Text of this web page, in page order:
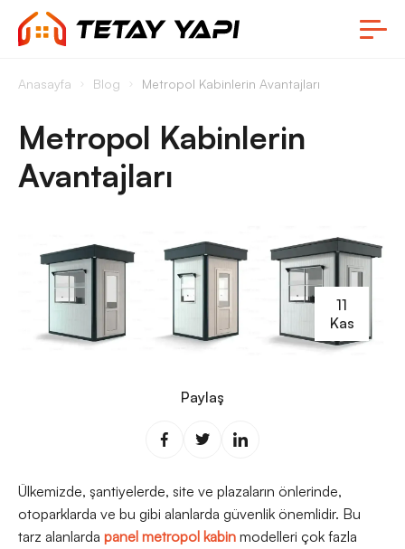
Anasayfa Blog Metropol Kabinlerin Avantajları
Metropol Kabinlerin
Avantajları
11
Kas
Paylaş
Ülkemizde, şantiyelerde, site ve plazaların önlerinde,
otoparklarda ve bu gibi alanlarda güvenlik önemlidir. Bu
tarz alanlarda panel metropol kabin modelleri çok fazla